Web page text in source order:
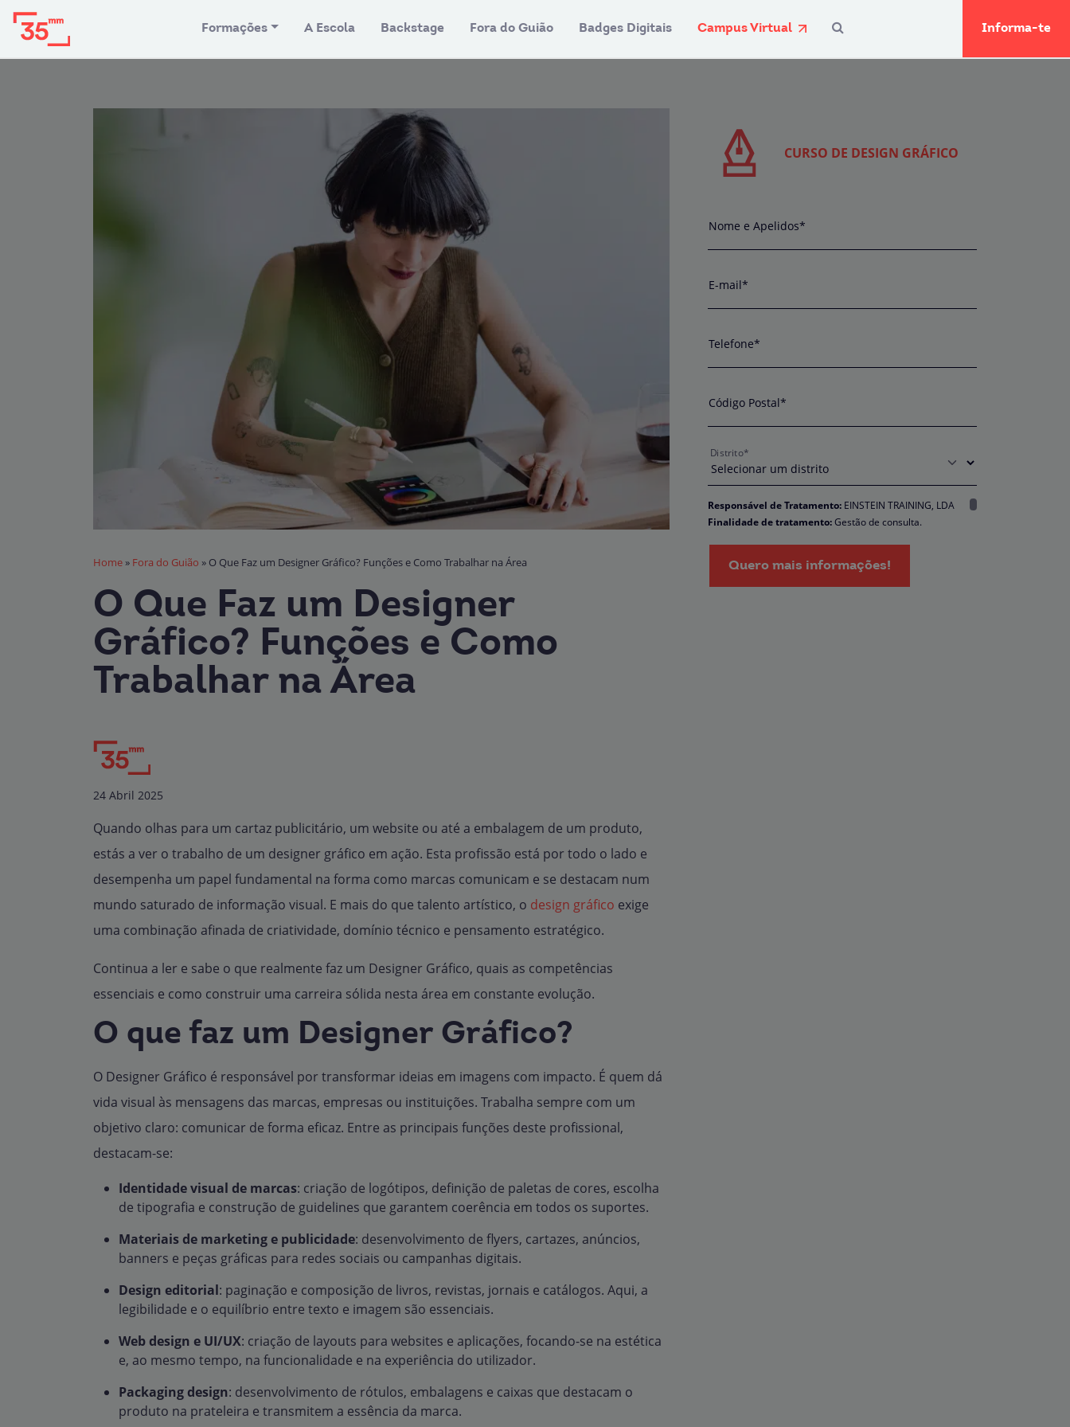
Formações A Escola Backstage Fora do Guião Badges Digitais Campus Virtual Informa-te
Home » Fora do Guião » O Que Faz um Designer Gráfico? Funções e Como Trabalhar na Área
O Que Faz um Designer
Gráfico? Funções e Como
Trabalhar na Área
24 Abril 2025
Quando olhas para um cartaz publicitário, um website ou até a embalagem de um produto,
estás a ver o trabalho de um designer gráfico em ação. Esta profissão está por todo o lado e
desempenha um papel fundamental na forma como marcas comunicam e se destacam num
mundo saturado de informação visual. E mais do que talento artístico, o design gráfico exige
uma combinação afinada de criatividade, domínio técnico e pensamento estratégico.
Continua a ler e sabe o que realmente faz um Designer Gráfico, quais as competências
essenciais e como construir uma carreira sólida nesta área em constante evolução.
O que faz um Designer Gráfico?
O Designer Gráfico é responsável por transformar ideias em imagens com impacto. É quem dá
vida visual às mensagens das marcas, empresas ou instituições. Trabalha sempre com um
objetivo claro: comunicar de forma eficaz. Entre as principais funções deste profissional,
destacam-se:
Identidade visual de marcas: criação de logótipos, definição de paletas de cores, escolha
de tipografia e construção de guidelines que garantem coerência em todos os suportes.
Materiais de marketing e publicidade: desenvolvimento de flyers, cartazes, anúncios,
banners e peças gráficas para redes sociais ou campanhas digitais.
Design editorial: paginação e composição de livros, revistas, jornais e catálogos. Aqui, a
legibilidade e o equilíbrio entre texto e imagem são essenciais.
Web design e UI/UX: criação de layouts para websites e aplicações, focando-se na estética
e, ao mesmo tempo, na funcionalidade e na experiência do utilizador.
Packaging design: desenvolvimento de rótulos, embalagens e caixas que destacam o
produto na prateleira e transmitem a essência da marca.
CURSO DE DESIGN GRÁFICO
Nome e Apelidos*
E-mail*
Telefone*
Código Postal*
Distrito*
Responsável de Tratamento: EINSTEIN TRAINING, LDA
Finalidade de tratamento:Gestão de consulta.
obrigação legal. / Direitos: aceder, retificar e excluir os dados,
Quero mais informações!